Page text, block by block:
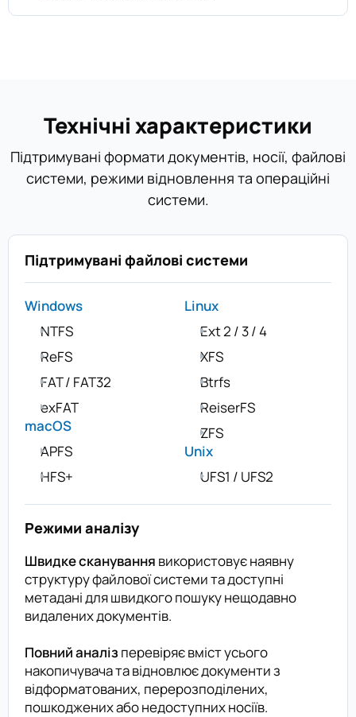
Технічні характеристики
Підтримувані формати документів, носії, файлові
системи, режими відновлення та операційні
системи.
Підтримувані файлові системи
Windows
NTFS
ReFS
FAT / FAT32
exFAT
macOS
APFS
HFS+
Linux
Ext 2 / 3 / 4
XFS
Btrfs
ReiserFS
ZFS
Unix
UFS1 / UFS2
Режими аналізу
Швидке сканування використовує наявну
структуру файлової системи та доступні
метадані для швидкого пошуку нещодавно
видалених документів.
Повний аналіз перевіряє вміст усього
накопичувача та відновлює документи з
відформатованих, перерозподілених,
пошкоджених або недоступних носіїв.